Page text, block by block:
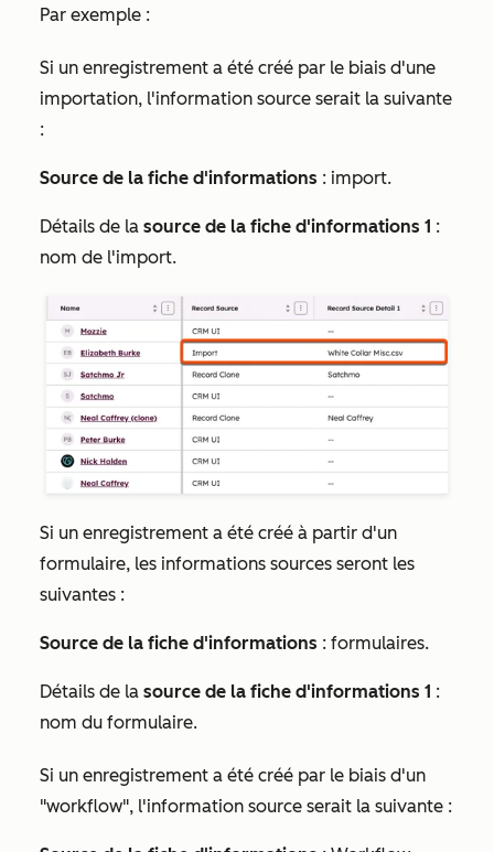
Par exemple :
Si un enregistrement a été créé par le biais d'une
importation, l'information source serait la suivante
:
Source de la fiche d'informations : import.
Détails de la source de la fiche d'informations 1 :
nom de l'import.
Si un enregistrement a été créé à partir d'un
formulaire, les informations sources seront les
suivantes :
Source de la fiche d'informations : formulaires.
Détails de la source de la fiche d'informations 1 :
nom du formulaire.
Si un enregistrement a été créé par le biais d'un
"workflow", l'information source serait la suivante :